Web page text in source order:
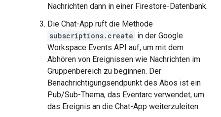
Nachrichten dann in einer Firestore-Datenbank.
Die Chat-App ruft die Methode
subscriptions.create in der Google
Workspace Events API auf, um mit dem
Abhören von Ereignissen wie Nachrichten im
Gruppenbereich zu beginnen. Der
Benachrichtigungsendpunkt des Abos ist ein
Pub/Sub-Thema, das Eventarc verwendet, um
das Ereignis an die Chat-App weiterzuleiten.